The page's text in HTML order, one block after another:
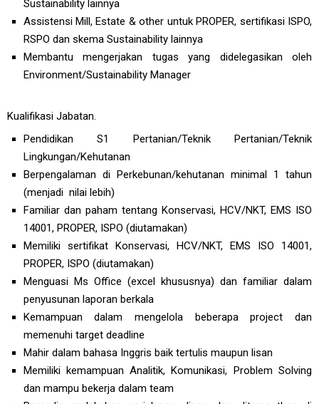
Sustainability lainnya
Assistensi Mill, Estate & other untuk PROPER, sertifikasi ISPO,
RSPO dan skema Sustainability lainnya
Membantu mengerjakan tugas yang didelegasikan oleh
Environment/Sustainability Manager
Kualifikasi Jabatan.
Pendidikan S1 Pertanian/Teknik Pertanian/Teknik
Lingkungan/Kehutanan
Berpengalaman di Perkebunan/kehutanan minimal 1 tahun
(menjadi nilai lebih)
Familiar dan paham tentang Konservasi, HCV/NKT, EMS ISO
14001, PROPER, ISPO (diutamakan)
Memiliki sertifikat Konservasi, HCV/NKT, EMS ISO 14001,
PROPER, ISPO (diutamakan)
Menguasi Ms Office (excel khususnya) dan familiar dalam
penyusunan laporan berkala
Kemampuan dalam mengelola beberapa project dan
memenuhi target deadline
Mahir dalam bahasa Inggris baik tertulis maupun lisan
Memiliki kemampuan Analitik, Komunikasi, Problem Solving
dan mampu bekerja dalam team